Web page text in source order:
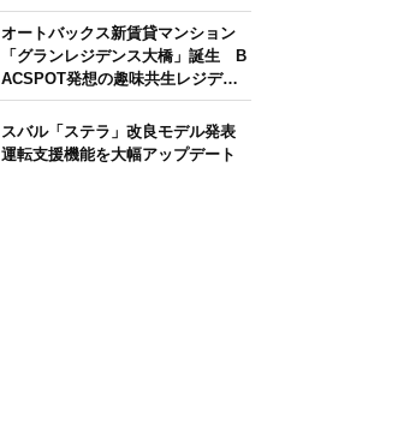
オートバックス新賃貸マンション
「グランレジデンス大橋」誕生 B
ACSPOT発想の趣味共生レジデン
ス
スバル「ステラ」改良モデル発表
運転支援機能を大幅アップデート